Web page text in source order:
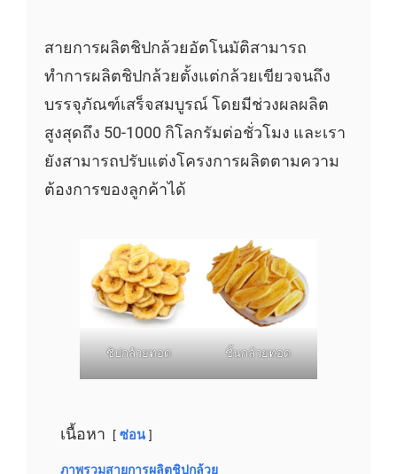
สายการผลิตชิปกล้วยอัตโนมัติสามารถ
ทำการผลิตชิปกล้วยตั้งแต่กล้วยเขียวจนถึง
บรรจุภัณฑ์เสร็จสมบูรณ์ โดยมีช่วงผลผลิต
สูงสุดถึง 50-1000 กิโลกรัมต่อชั่วโมง และเรา
ยังสามารถปรับแต่งโครงการผลิตตามความ
ต้องการของลูกค้าได้
ชิปกล้วยทอด ชิ้นกล้วยทอด
เนื้อหา ซ่อน
ภาพรวมสายการผลิตชิปกล้วย